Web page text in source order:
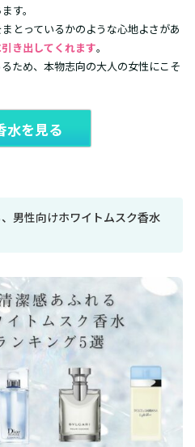
す。
とっているかのような心地よさがあ
き出してくれます。
ため、本物志向の大人の女性にこそ
水を見る
男性向けホワイトムスク香水